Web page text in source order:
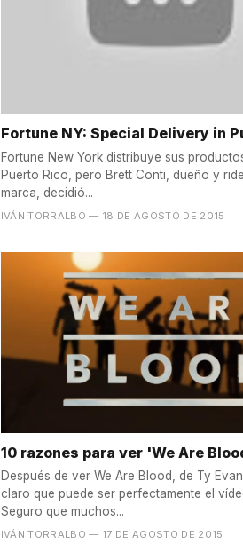
Fortune NY: Special Delivery in
Fortune New York distribuye sus
Puerto Rico, pero Brett Conti, dueño y
marca, decidió...
IVÁN TORRALBO — 18 DE AGOSTO DE 2015
10 razones para ver 'We Are
Después de ver We Are Blood, de Ty
claro que puede ser perfectamente el
Seguro que muchos...
IVÁN TORRALBO — 17 DE AGOSTO DE 2015